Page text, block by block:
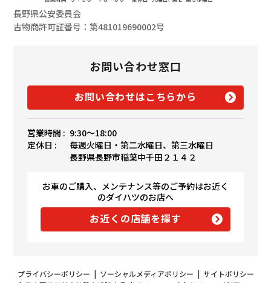
長野県公安委員会
古物商許可証番号：第481019690002号
お問い合わせ窓口
お問い合わせはこちらから
営業時間 : 9:30〜18:00
定休日 :
毎週火曜日・第二水曜日、第三水曜日
長野県長野市稲葉中千田２１４２
お車のご購入、メンテナンス等のご予約はお近く
のダイハツのお店へ
お近くの店舗を探す
プライバシーポリシー | ソーシャルメディアポリシー | サイトポリシー